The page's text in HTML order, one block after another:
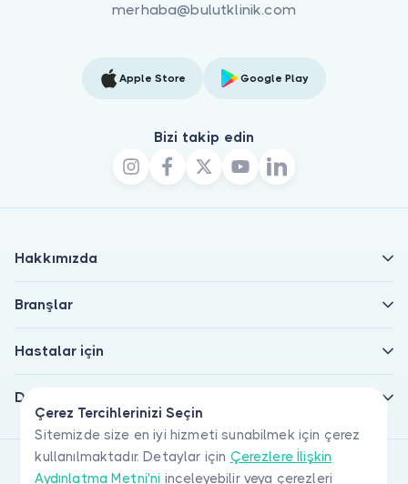
Çerez Tercihlerinizi Seçin
Sitemizde size en iyi hizmeti sunabilmek için çerez
kullanılmaktadır. Detaylar için Çerezlere İlişkin
Aydınlatma Metni'ni inceleyebilir veya çerezleri
merhaba@bulutklinik.com
Apple Store Google Play
Bizi takip edin
Hakkımızda
Branşlar
Hastalar için
Doktorlar için